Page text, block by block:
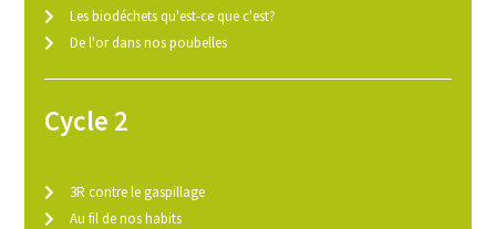
Les biodéchets qu'est-ce que c'est?
De l'or dans nos poubelles
Cycle 2
3R contre le gaspillage
Au fil de nos habits